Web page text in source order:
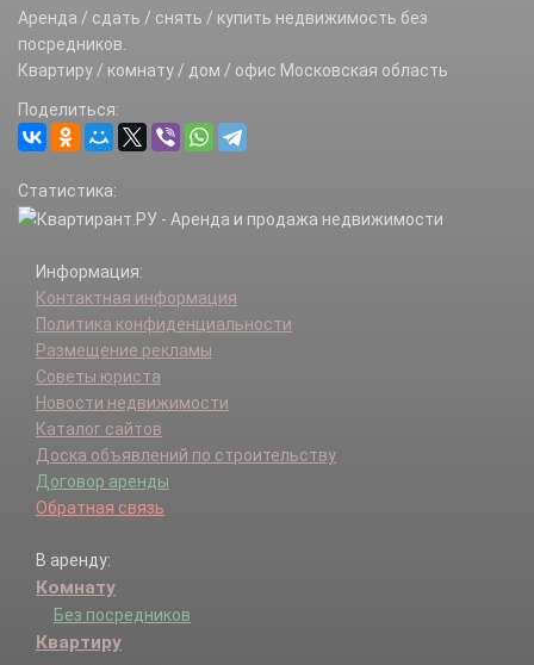
Голицыно г.
Горки Ленинские пгт.
Городское поселение Снегири тер.
Дзержинский г.
Дмитров г.
Долгопрудный г.
Домодедово г.
Дубна г.
Егорьевск г.
Егорьевский г.о..
Жуковский г.
Зарайск г.
Зарайский р-н.
Звенигород г.
Ивантеевка г.
Истра г.
Истринский р-н.
Кашира-8 г.
Каширский г.о..
Климовск г.
Клин г.
Аренда / сдать / снять / купить недвижимость без
посредников.
Квартиру / комнату / дом / офис Московская область
Поделиться:
Статистика:
Информация:
Контактная информация
Политика конфиденциальности
Размещение рекламы
Советы юриста
Новости недвижимости
Каталог сайтов
Доска объявлений по строительству
Договор аренды
Обратная связь
В аренду:
Комнату
Без посредников
Квартиру